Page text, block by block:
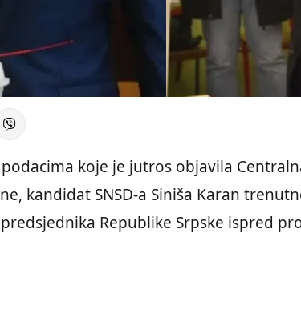
koje je jutros objavila
kandidat SNSD-a Siniša Karan
Republike Srpske ispred